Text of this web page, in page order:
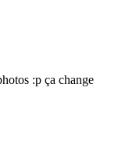
:p ça change